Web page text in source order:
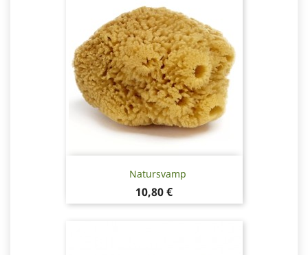
Natursvamp
Pris
10,80 €